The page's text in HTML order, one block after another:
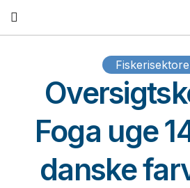
Foga uge
danske